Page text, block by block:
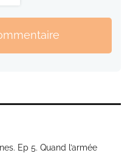
Ep 5. Quand l’armée